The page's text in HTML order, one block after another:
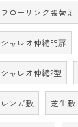
フローリング張替え
シャレオ伸縮門扉
シャレオ伸縮2型
レンガ敷 芝生敷